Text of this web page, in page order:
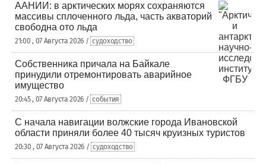
ААНИИ: в арктических морях сохраняются
массивы сплоченного льда, часть акваторий
свободна ото льда
21:00 , 07 Августа 2026 / судоходство
Собственника причала на Байкале
принудили отремонтировать аварийное
имущество
20:45 , 07 Августа 2026 / события
С начала навигации волжские города Ивановской
области приняли более 40 тысяч круизных туристов
20:30 , 07 Августа 2026 / судоходство